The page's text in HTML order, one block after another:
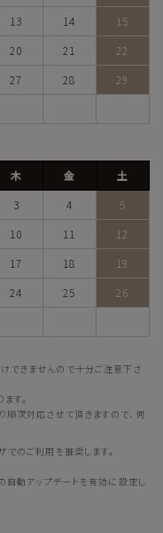
13 14
15
20 21
22
27 28
29
木 金
土
3 4
5
10 11
12
17 18
19
24 25
26
できませんので十分ご注意下さ
す。
次対応させて頂きますので、何
でのご利用を推奨します。
自動アップデートを有効に設定し